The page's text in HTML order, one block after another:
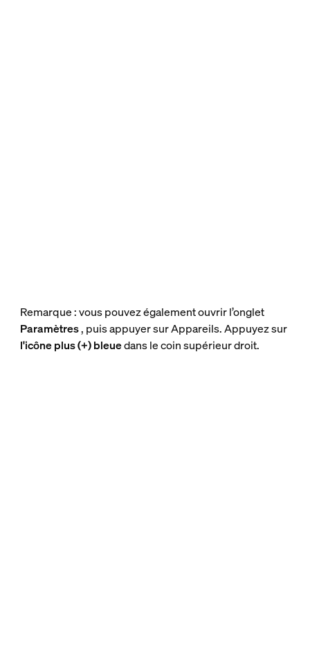
Remarque : vous pouvez également ouvrir l’onglet
Paramètres, puis appuyer sur Appareils. Appuyez sur
l'icône plus (+) bleuedans le coin supérieur droit.